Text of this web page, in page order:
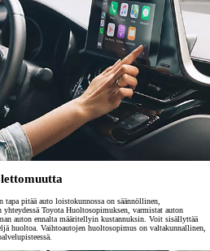
pitää auto loistokunnossa on säännöllinen,
Toyota Huoltosopimuksen, varmistat auton
auton ennalta määritellyin kustannuksin. Voit sisällyttää
huoltoa. Vaihtoautojen huoltosopimus on valtakunnallinen,